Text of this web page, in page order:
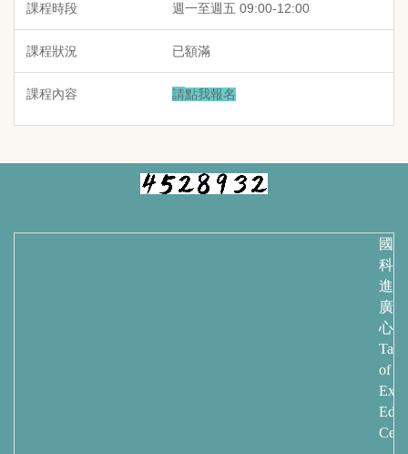
週一至週五 09:00-12:00
已額滿
請點我報名
國
科
進
廣
心
of